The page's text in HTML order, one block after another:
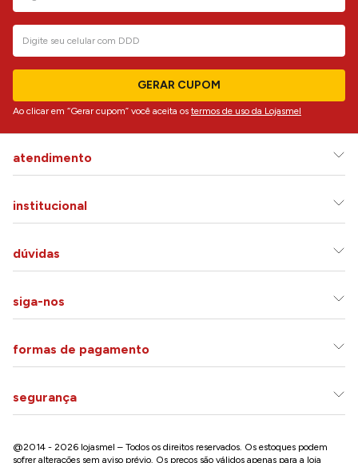
GERAR CUPOM
Ao clicar em “Gerar cupom” você aceita os termos de uso da Lojasmel
atendimento
institucional
dúvidas
siga-nos
formas de pagamento
segurança
@2014 - 2026 lojasmel – Todos os direitos reservados. Os estoques podem
sofrer alterações sem aviso prévio. Os preços são válidos apenas para a loja